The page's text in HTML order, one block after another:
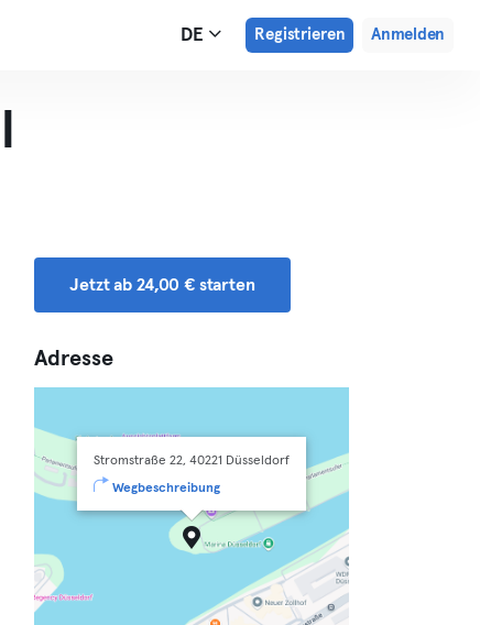
DE Registrieren Anmelden
Jetzt ab 24,00 € starten
Adresse
Stromstraße 22, 40221 Düsseldorf
Wegbeschreibung